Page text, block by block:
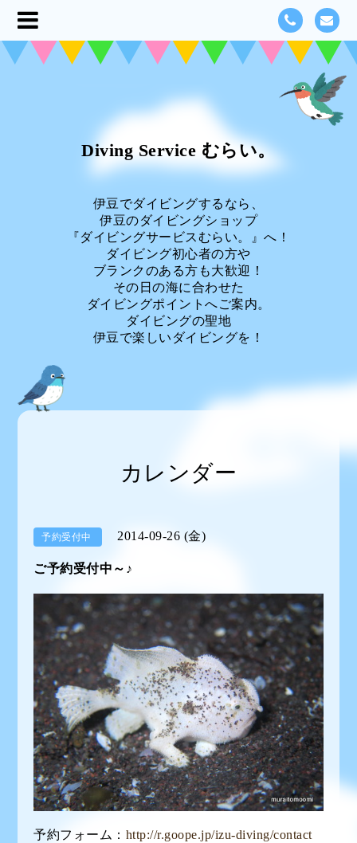
Diving Service むらい。
伊豆でダイビングするなら、
伊豆のダイビングショップ
『ダイビングサービスむらい。』へ！
ダイビング初心者の方や
ブランクのある方も大歓迎！
その日の海に合わせた
ダイビングポイントへご案内。
ダイビングの聖地
伊豆で楽しいダイビングを！
カレンダー
予約受付中 2014-09-26 (金)
ご予約受付中～♪
予約フォーム： http://r.goope.jp/izu-diving/contact